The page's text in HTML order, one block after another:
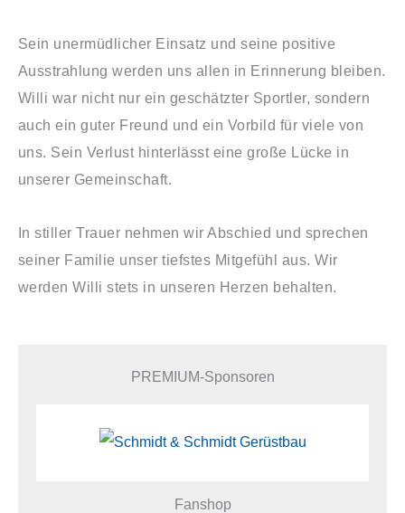
Sein unermüdlicher Einsatz und seine positive
Ausstrahlung werden uns allen in Erinnerung bleiben.
Willi war nicht nur ein geschätzter Sportler, sondern
auch ein guter Freund und ein Vorbild für viele von
uns. Sein Verlust hinterlässt eine große Lücke in
unserer Gemeinschaft.
In stiller Trauer nehmen wir Abschied und sprechen
seiner Familie unser tiefstes Mitgefühl aus. Wir
werden Willi stets in unseren Herzen behalten.
PREMIUM-Sponsoren
Fanshop